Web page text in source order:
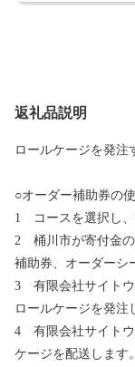
返礼品説明
ロールケージを発注
○オーダー補助券の
1 コースを選択し、
2 桶川市が寄付金の
補助券、オーダーシ
3 有限会社サイトウ
ロールケージを発注
4 有限会社サイトウ
ケージを配送します